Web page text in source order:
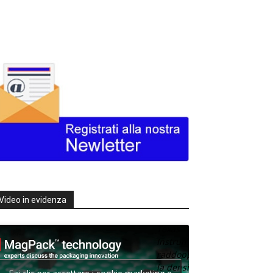
in evidenza
Texas
raddoppia
la densità